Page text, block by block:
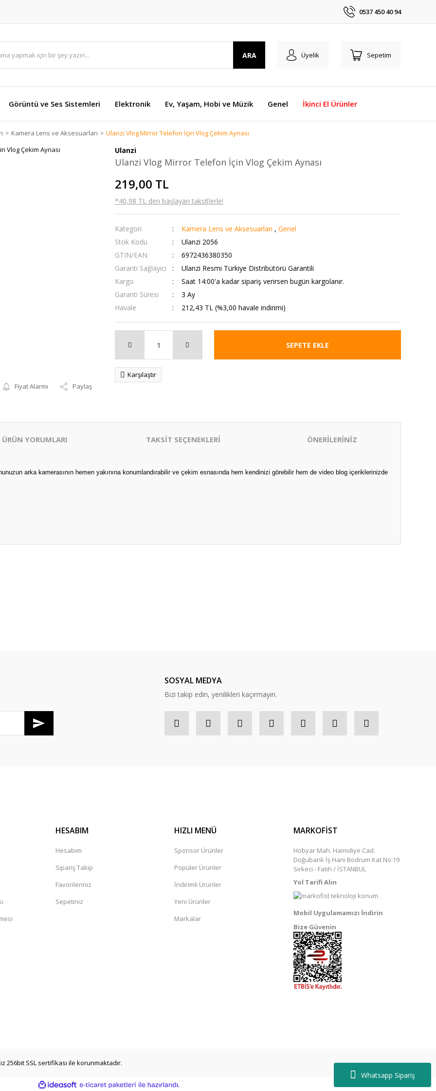
Whatsapp Sipariş
0537 450 40 94
ARA Üyelik Sepetim
Görüntü ve Ses Sistemleri Elektronik Ev, Yaşam, Hobi ve Müzik Genel İkinci El Ürünler
Kamera Lens ve Aksesuarları Ulanzi Vlog Mirror Telefon İçin Vlog Çekim Aynası
Fiyat Alarmı Paylaş
Ulanzi
Ulanzi Vlog Mirror Telefon İçin Vlog Çekim Aynası
219,00 TL
*40,98 TL den başlayan taksitlerle!
Kategori Kamera Lens ve Aksesuarları , Genel
Stok Kodu
Ulanzi 2056
GTIN/EAN
6972436380350
Garanti Sağlayıcı
Ulanzi Resmi Türkiye Distribütörü Garantili
Kargo
Saat 14:00'a kadar sipariş verirsen bugün kargolanır.
Garanti Süresi
3 Ay
Havale
212,43 TL (%3,00 havale indirimi)
SEPETE EKLE
Karşılaştır
ÜRÜN YORUMLARI TAKSİT SEÇENEKLERİ ÖNERİLERİNİZ
arka kamerasının hemen yakınına konumlandırabilir ve çekim esnasında hem kendinizi görebilir hem de video blog içeriklerinizde
SOSYAL MEDYA
Bizi takip edin, yenilikleri kaçırmayın.
HESABIM
Hesabım
Sipariş Takip
Favorileriniz
Sepetiniz
HIZLI MENÜ
Sponsor Ürünler
Popüler Ürünler
İndirimli Ürünler
Yeni Ürünler
Markalar
MARKOFİST
Hobyar Mah. Hamidiye Cad.
Doğubank İş Hanı Bodrum Kat No:19
Sirkeci - Fatih / İSTANBUL
Yol Tarifi Alın
Mobil Uygulamamızı İndirin
Bize Güvenin
256bit SSL sertifikası ile korunmaktadır.
ideasoft
e-